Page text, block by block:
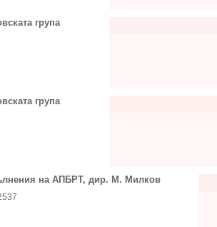
група
група
на АПБРТ, дир. М. Милков